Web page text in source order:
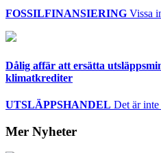
FOSSILFINANSIERING Vissa
Dålig affär att ersätta
klimatkrediter
UTSLÄPPSHANDEL Det är
Mer Nyheter